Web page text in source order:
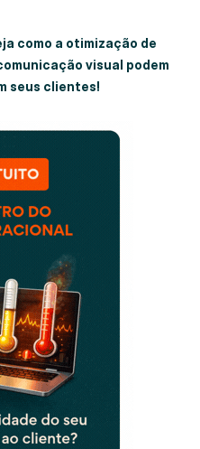
como a otimização de
visual podem
seus clientes!